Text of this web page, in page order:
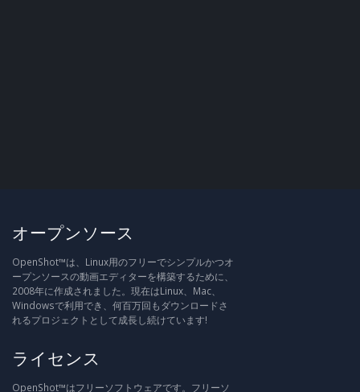
オープンソース
OpenShot™は、Linux用のフリーでシンプルかつオ
ープンソースの動画エディターを構築するために、
2008年に作成されました。現在はLinux、Mac、
Windowsで利用でき、何百万回もダウンロードさ
れるプロジェクトとして成長し続けています!
ライセンス
OpenShot™はフリーソフトウェアです。フリーソ